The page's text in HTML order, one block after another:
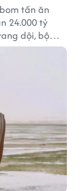
tấn ăn
24.000 tỷ
dội, bộ
không ít